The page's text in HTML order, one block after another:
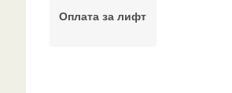
Оплата за лифт